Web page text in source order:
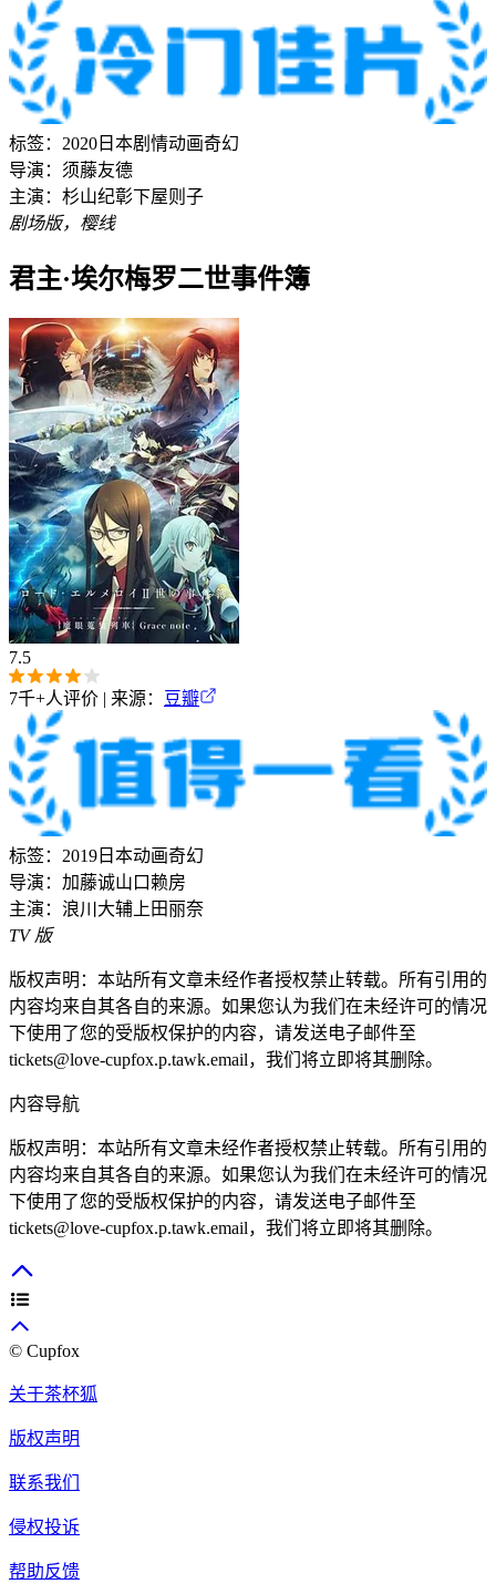
标签： 2020 日本剧情动画奇幻
导演： 须藤友德
主演： 杉山纪彰下屋则子
剧场版，樱线
君主·埃尔梅罗二世事件簿
7.5
7千+人评价 | 来源： 豆瓣
标签： 2019 日本动画奇幻
导演： 加藤诚山口赖房
主演： 浪川大辅 上田丽奈
TV 版
版权声明：本站所有文章未经作者授权禁止转载。所有引用的
内容均来自其各自的来源。如果您认为我们在未经许可的情况
下使用了您的受版权保护的内容，请发送电子邮件至
tickets@love-cupfox.p.tawk.email，我们将立即将其删除。
内容导航
版权声明：本站所有文章未经作者授权禁止转载。所有引用的
内容均来自其各自的来源。如果您认为我们在未经许可的情况
下使用了您的受版权保护的内容，请发送电子邮件至
tickets@love-cupfox.p.tawk.email，我们将立即将其删除。
© Cupfox
关于茶杯狐
版权声明
联系我们
侵权投诉
帮助反馈